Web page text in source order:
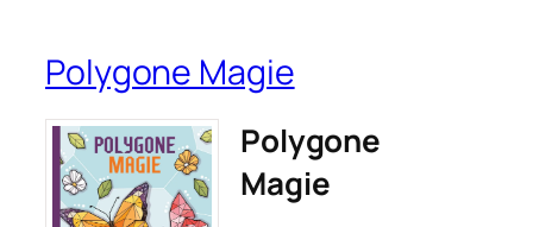
Polygone Magie
Polygone
Magie